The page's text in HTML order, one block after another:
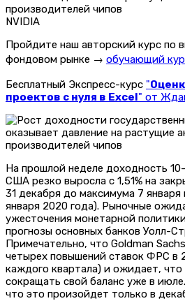
NVIDIA
Пройдите наш авторский курс по
фондовом рынке → обучающий
Бесплатный Экспресс-курс "
проектов с нуля в Excel" от
На прошлой неделе доходность
США резко выросла с 1,51% на
31 декабря до максимума 7 января
января 2020 года). Рыночные
ужесточения монетарной
прогнозы основных банков Уолл-
Примечательно, что Goldman
четырех повышений ставок ФРС в
каждого квартала) и ожидает, что
сокращать свой баланс уже в
что это произойдет только в